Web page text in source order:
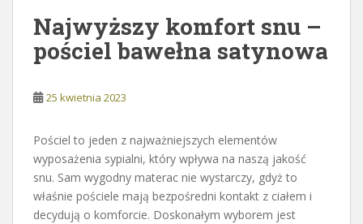
Najwyższy komfort snu –
pościel bawełna satynowa
25 kwietnia 2023
Pościel to jeden z najważniejszych elementów
wyposażenia sypialni, który wpływa na naszą jakość
snu. Sam wygodny materac nie wystarczy, gdyż to
właśnie pościele mają bezpośredni kontakt z ciałem i
decydują o komforcie. Doskonałym wyborem jest